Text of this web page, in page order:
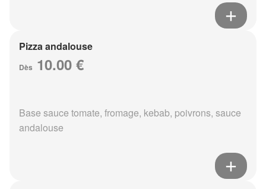
Pizza andalouse
Dès 10.00 €
Base sauce tomate, fromage, kebab, poivrons, sauce
andalouse